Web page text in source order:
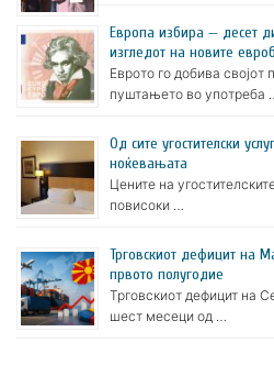
Европа избира — десет
изгледот на новите
Еврото го добива својот
пуштањето во употреба
Oд сите угостителски
ноќевањата
Цените на
повисоки …
Трговскиот дефицит на
првото полугодие
Трговскиот дефицит на
шест месеци од …